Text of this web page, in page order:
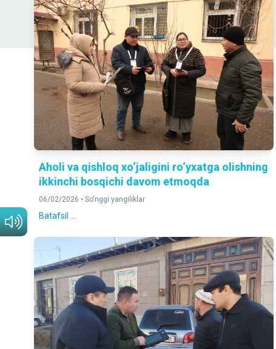
Aholi va qishloq xo‘jaligini ro‘yxatga olishning
ikkinchi bosqichi davom etmoqda
06/02/2026 • So'nggi yangiliklar
Batafsil ...